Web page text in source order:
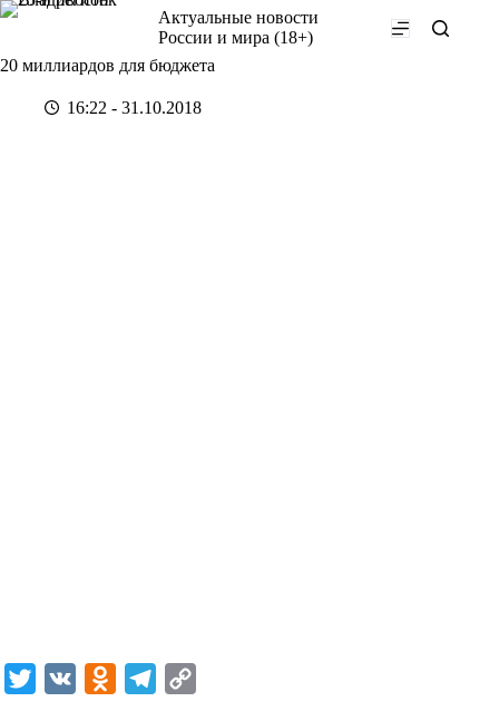
Перейти
Актуальные новости
России и мира (18+)
20 миллиардов для бюджета
16:22 - 31.10.2018